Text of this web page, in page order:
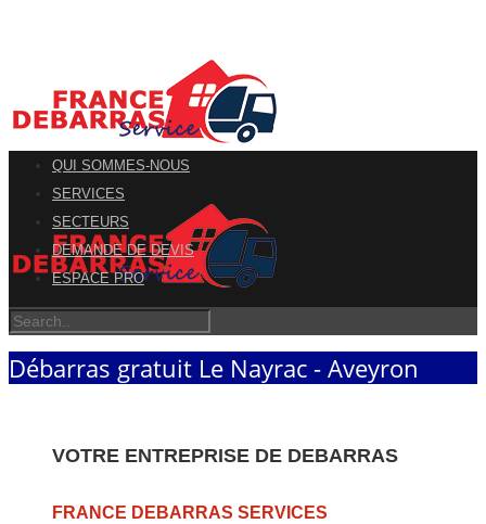
QUI SOMMES-NOUS
SERVICES
SECTEURS
DEMANDE DE DEVIS
ESPACE PRO
Débarras gratuit Le Nayrac - Aveyron
VOTRE ENTREPRISE DE DEBARRAS
FRANCE DEBARRAS SERVICES